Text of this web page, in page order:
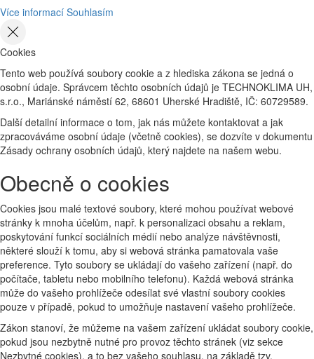
Více informací Souhlasím
Cookies
Tento web používá soubory cookie a z hlediska zákona se jedná o
osobní údaje. Správcem těchto osobních údajů je TECHNOKLIMA UH,
s.r.o., Mariánské náměstí 62, 68601 Uherské Hradiště, IČ: 60729589.
Další detailní informace o tom, jak nás můžete kontaktovat a jak
zpracováváme osobní údaje (včetně cookies), se dozvíte v dokumentu
Zásady ochrany osobních údajů, který najdete na našem webu.
Obecně o cookies
Cookies jsou malé textové soubory, které mohou používat webové
stránky k mnoha účelům, např. k personalizaci obsahu a reklam,
poskytování funkcí sociálních médií nebo analýze návštěvnosti,
některé slouží k tomu, aby si webová stránka pamatovala vaše
preference. Tyto soubory se ukládají do vašeho zařízení (např. do
počítače, tabletu nebo mobilního telefonu). Každá webová stránka
může do vašeho prohlížeče odesílat své vlastní soubory cookies
pouze v případě, pokud to umožňuje nastavení vašeho prohlížeče.
Zákon stanoví, že můžeme na vašem zařízení ukládat soubory cookie,
pokud jsou nezbytně nutné pro provoz těchto stránek (viz sekce
Nezbytné cookies), a to bez vašeho souhlasu, na základě tzv.